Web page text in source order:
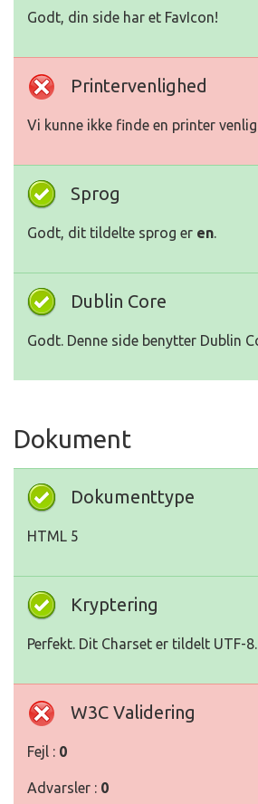
Godt, din side har et FavIcon!
Printervenlighed
Vi kunne ikke finde en printer venlig
Sprog
Godt, dit tildelte sprog er en.
Dublin Core
Godt. Denne side benytter Dublin
Dokument
Dokumenttype
HTML 5
Kryptering
Perfekt. Dit Charset er tildelt UTF-8.
W3C Validering
Fejl : 0
Advarsler : 0